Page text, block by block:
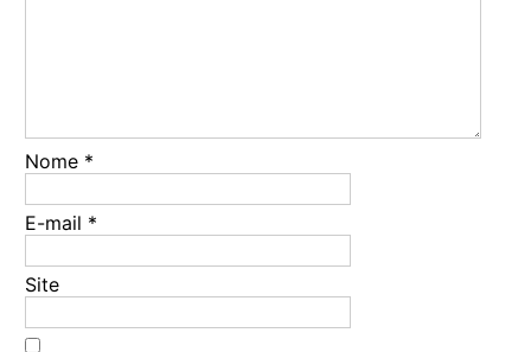
Nome *
E-mail *
Site